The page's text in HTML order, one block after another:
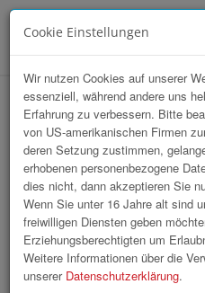
Ehrungsabend
Cookie Einstellungen
Wir nutzen Cookies auf unserer
essenziell, während andere uns
Erfahrung zu verbessern. Bitte
von US-amerikanischen Firmen
deren Setzung zustimmen,
erhobenen personenbezogene
dies nicht, dann akzeptieren Sie
Wenn Sie unter 16 Jahre alt sind
freiwilligen Diensten geben
Erziehungsberechtigten um
Weitere Informationen über die
unserer Datenschutzerklärung.